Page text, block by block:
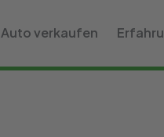
Auto verkaufen